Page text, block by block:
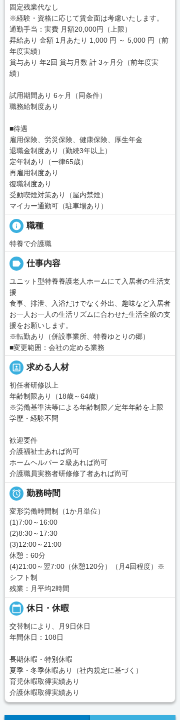
固定残業代なし
※経験・資格に応じて賃金面は考慮いたします。
通勤手当：実費 月額20,000円（上限）
昇給あり 金額 1月あたり 1,000 円 ～ 5,000 円（前
年度実績）
賞与あり 年2回 賞与月数 計 3ヶ月分（前年度実
績）
試用期間あり 6ヶ月（同条件）
職務給制度あり
■待遇
雇用保険、労災保険、健康保険、厚生年金
退職金制度あり（勤続3年以上）
定年制あり（一律65歳）
再雇用制度あり
復職制度あり
受動喫煙対策あり（屋内禁煙）
マイカー通勤可（駐車場あり）
info 職種
特養で介護職
label 仕事内容
ユニット型特養養護老人ホームにて入居者の生活支
援
食事、排泄、入浴だけでなく外出、趣味など入居者
お一人お一人の生活リズムに合わせた生活全般の支
援をお願いします。
※転勤あり（併設事業所、特養ゆとりの郷）
■変更範囲：会社の定める業務
portrait 求める人材
初任者研修以上
年齢制限あり（18歳～64歳）
※労働基準法等による年齢制限／定年年齢を上限
学歴・経験不問
歓迎要件
介護福祉士あれば尚可
ホームヘルパー２級あれば尚可
介護職員実務者研修修了者あれば尚可
 勤務時間
変形労働時間制（1か月単位）
(1)7:00～16:00
(2)8:30～17:30
(3)12:00～21:00
休憩：60分
(4)21:00～翌7:00（休憩120分）（月4回程度）※
シフト制
残業：月平均2時間
calendar_today 休日・休暇
交替制により、月9日休日
年間休日：108日
長期休暇・特別休暇
夏季・冬季休暇あり（社内規定に基づく）
育児休暇取得実績あり
介護休暇取得実績あり